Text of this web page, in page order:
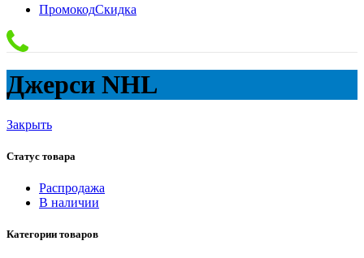
ПромокодСкидка
Джерси NHL
Закрыть
Статус товара
Распродажа
В наличии
Категории товаров